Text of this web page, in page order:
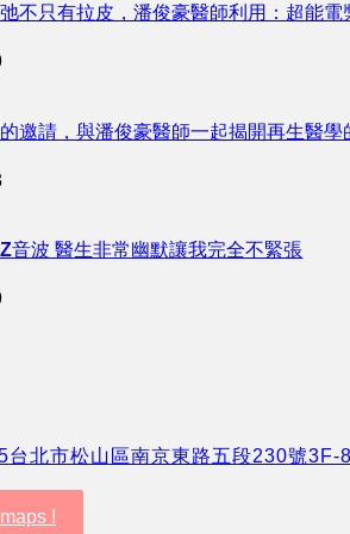
不只有拉皮，潘俊豪醫師利用：超能
的邀請，與潘俊豪醫師一起揭開再生醫學
音波 醫生非常幽默讓我完全不緊張
台北市松山區南京東路五段230號
!